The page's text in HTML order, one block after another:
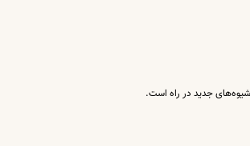
جدید در راه است.